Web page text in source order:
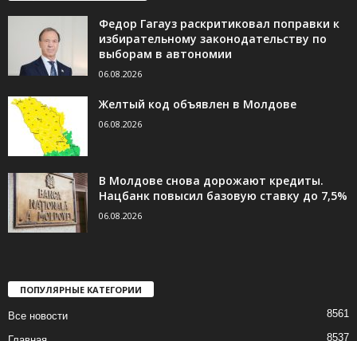
Федор Гагауз раскритиковал поправки к
избирательному законодательству по
выборам в автономии
06.08.2026
Желтый код объявлен в Молдове
06.08.2026
В Молдове снова дорожают кредиты.
Нацбанк повысил базовую ставку до 7,5%
06.08.2026
ПОПУЛЯРНЫЕ КАТЕГОРИИ
Все новости 8561
8537